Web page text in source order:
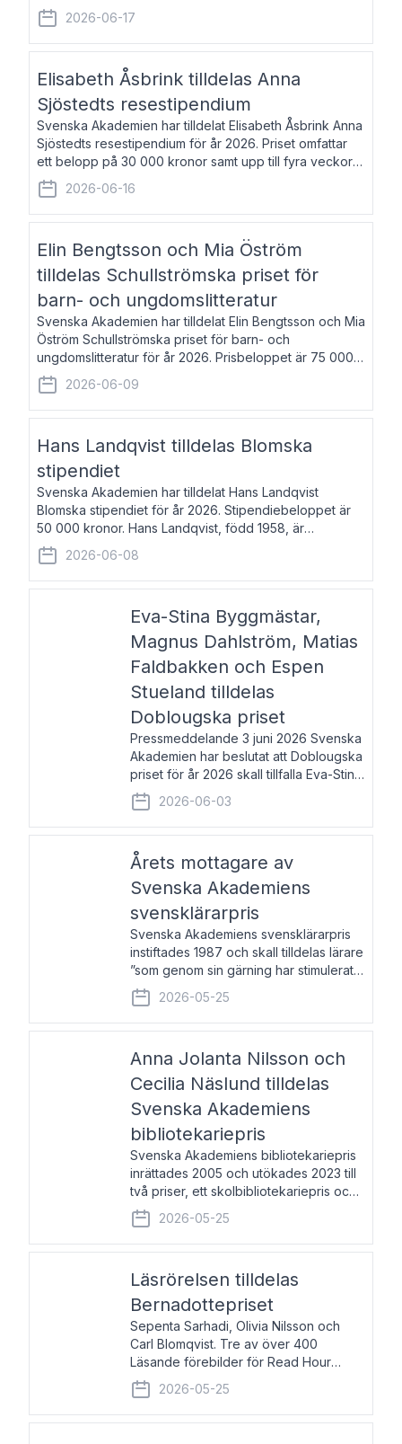
Stipendiebeloppet är på 70 000 kronor vardera. Eric
Cullhed, född 1985, är professor i grekis
2026-06-17
Elisabeth Åsbrink tilldelas Anna
Sjöstedts resestipendium
Svenska Akademien har tilldelat Elisabeth Åsbrink Anna
Sjöstedts resestipendium för år 2026. Priset omfattar
ett belopp på 30 000 kronor samt upp till fyra veckors
fri vistelse i Akademiens lägenhet i Berlin. Elisabeth
Åsbrink, född 1965 oc
2026-06-16
Elin Bengtsson och Mia Öström
tilldelas Schullströmska priset för
barn- och ungdomslitteratur
Svenska Akademien har tilldelat Elin Bengtsson och Mia
Öström Schullströmska priset för barn- och
ungdomslitteratur för år 2026. Prisbeloppet är 75 000
kronor vardera. Elin Bengtsson, född 1987, är författare
och forskare i genusvetenskap.
2026-06-09
Hans Landqvist tilldelas Blomska
stipendiet
Svenska Akademien har tilldelat Hans Landqvist
Blomska stipendiet för år 2026. Stipendiebeloppet är
50 000 kronor. Hans Landqvist, född 1958, är
professor i svenska vid Göteborgs universitet. Han
disputerade år 2000 på avhandlingen Författn
2026-06-08
Eva-Stina Byggmästar,
Magnus Dahlström, Matias
Faldbakken och Espen
Stueland tilldelas
Doblougska priset
Pressmeddelande 3 juni 2026 Svenska
Akademien har beslutat att Doblougska
priset för år 2026 skall tillfalla Eva-Stina
Byggmästar, Magnus Dahlström, Matias
Faldbakken samt Espen Stueland.
Prisbeloppet är 200 000 svenska
2026-06-03
Årets mottagare av
Svenska Akademiens
svensklärarpris
Svenska Akademiens svensklärarpris
instiftades 1987 och skall tilldelas lärare
”som genom sin gärning har stimulerat
intresset hos unga människor för
svenska språket och litteraturen”.
Prisutdelning och samtal med
2026-05-25
Anna Jolanta Nilsson och
Cecilia Näslund tilldelas
Svenska Akademiens
bibliotekariepris
Svenska Akademiens bibliotekariepris
inrättades 2005 och utökades 2023 till
två priser, ett skolbibliotekariepris och
ett folkbibliotekariepris. Priserna skall
tilldelas bibliotekarier vid svenska folk-
och skolbibliotek som gjort värdefull
2026-05-25
Läsrörelsen tilldelas
Bernadottepriset
Sepenta Sarhadi, Olivia Nilsson och
Carl Blomqvist. Tre av över 400
Läsande förebilder för Read Hour
Sverige. Foto: Michael Wall. Den ideella
föreningen Läsrörelsen tilldelas
Bernadottepriset 2026 för att den
2026-05-25